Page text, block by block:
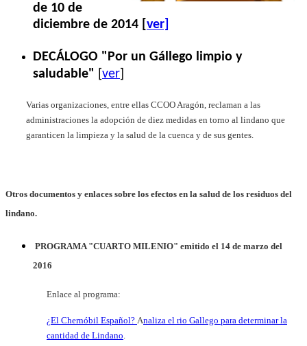
de 10 de
diciembre de 2014 [ ver]
DECÁLOGO "Por un Gállego limpio y
saludable"
ver
Varias organizaciones, entre ellas CCOO Aragón, reclaman a las
administraciones la adopción de diez medidas en torno al lindano que
garanticen la limpieza y la salud de la cuenca y de sus gentes.
Otros documentos y enlaces sobre los efectos en la salud de los residuos del
lindano.
PROGRAMA "CUARTO MILENIO" emitido el 14 de marzo del
2016
Enlace al programa:
¿El Chernóbil Español? Analiza el rio Gallego para determinar la
cantidad de Lindano